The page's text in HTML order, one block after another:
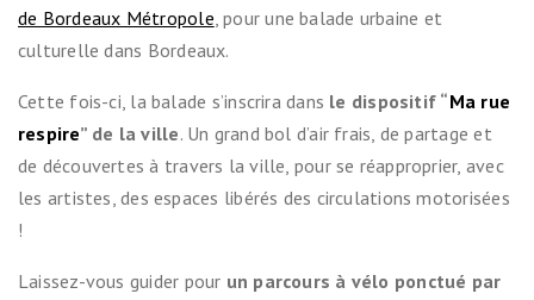
de Bordeaux Métropole, pour une balade urbaine et
culturelle dans Bordeaux.
Cette fois-ci, la balade s’inscrira dans le dispositif “Ma rue
respire” de la ville. Un grand bol d’air frais, de partage et
de découvertes à travers la ville, pour se réapproprier, avec
les artistes, des espaces libérés des circulations motorisées
!
Laissez-vous guider pour un parcours à vélo ponctué par